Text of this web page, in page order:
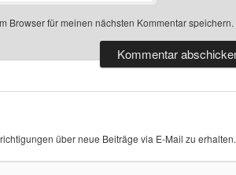
Browser für meinen nächsten Kommentar speichern.
über neue Beiträge via E-Mail zu erhalten.